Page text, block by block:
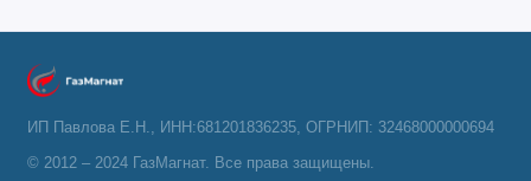
ИП Павлова Е.Н., ИНН:681201836235, ОГРНИП: 32468000000694
© 2012 – 2024 ГазМагнат. Все права защищены.